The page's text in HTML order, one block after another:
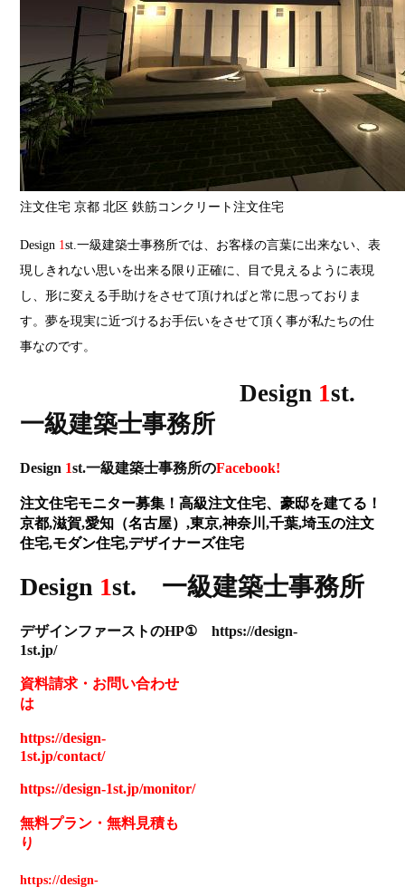
注文住宅 京都 北区 鉄筋コンクリート注文住宅
Design 1st.一級建築士事務所では、お客様の言葉に出来ない、表
現しきれない思いを出来る限り正確に、目で見えるように表現
し、形に変える手助けをさせて頂ければと常に思っておりま
す。夢を現実に近づけるお手伝いをさせて頂く事が私たちの仕
事なのです。
Design 1st.
一級建築士事務所
Design 1st.一級建築士事務所のFacebook!
注文住宅モニター募集！高級注文住宅、豪邸を建てる！
京都,滋賀,愛知（名古屋）,東京,神奈川,千葉,埼玉の注文
住宅,モダン住宅,デザイナーズ住宅
Design 1st. 一級建築士事務所
デザインファーストのHP① https://design-
1st.jp/
資料請求・ お問い合わせ
は
https://design-
1st.jp/contact/
https://design-1st.jp/monitor/
無料プラン ・無料見積も
り
https://design-